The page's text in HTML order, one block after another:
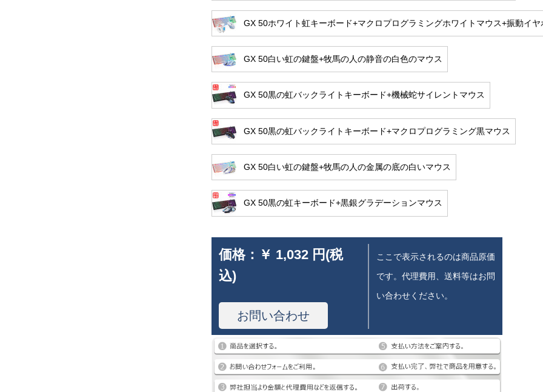
GX 50ホワイト虹キーボード+マクロプログラミングホワイトマウス+振動イヤ
GX 50白い虹の鍵盤+牧馬の人の静音の白色のマウス
GX 50黒の虹バックライトキーボード+機械蛇サイレントマウス
GX 50黒の虹バックライトキーボード+マクロプログラミング黒マウス
GX 50白い虹の鍵盤+牧馬の人の金属の底の白いマウス
GX 50黒の虹キーボード+黒銀グラデーションマウス
価格： ￥ 1,032 円(税
込)
お問い合わせ
ここで表示されるのは商品原価
です。代理費用、送料等はお問
い合わせください。